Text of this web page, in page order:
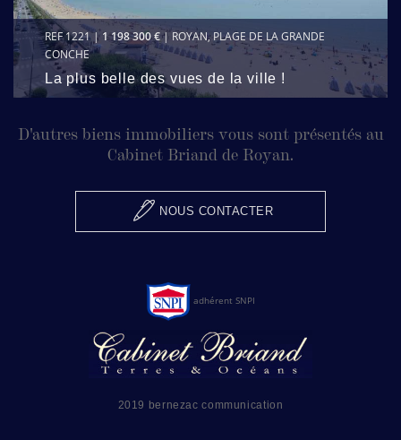
REF 1221 | 1 198 300 €| ROYAN, PLAGE DE LA GRANDE
CONCHE
La plus belle des vues de la ville !
D'autres biens immobiliers vous sont présentés au
Cabinet Briand de Royan.
NOUS CONTACTER
adhérent SNPI
2019 bernezac communication